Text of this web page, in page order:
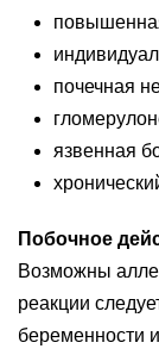
почечная
язвенная
Побочное
Возможны
реакции
беременности